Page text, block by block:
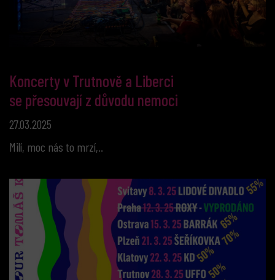
Koncerty v Trutnově a Liberci
se přesouvají z důvodu nemoci
27.03.2025
Milí, moc nás to mrzí,..